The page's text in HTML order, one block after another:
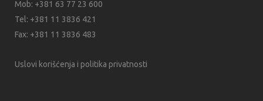
Mob: +381 63 77 23 600
Tel: +381 11 3836 421
Fax: +381 11 3836 483
Uslovi korišćenja i politika privatnosti